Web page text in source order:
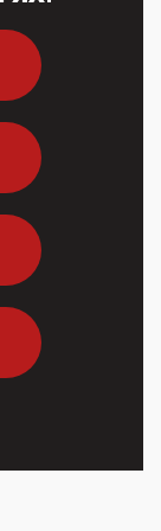
из
63
удары по